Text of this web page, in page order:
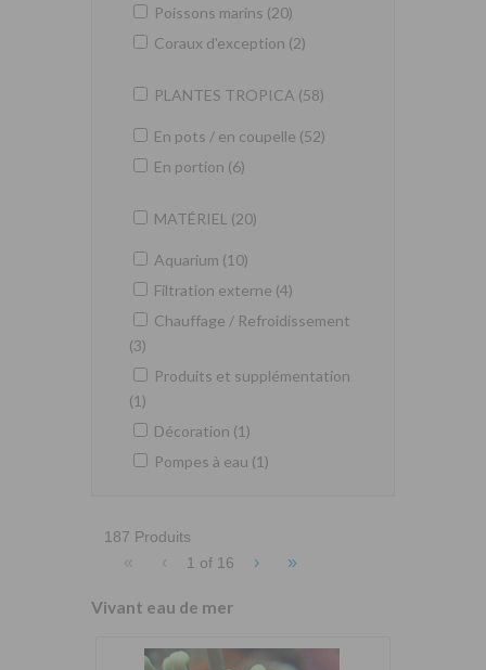
Poissons marins (20)
Coraux d'exception (2)
PLANTES TROPICA (58)
En pots / en coupelle (52)
En portion (6)
MATÉRIEL (20)
Aquarium (10)
Filtration externe (4)
Chauffage / Refroidissement
(3)
Produits et supplémentation
(1)
Décoration (1)
Pompes à eau (1)
187 Produits
« ‹ 1 of 16 › »
Vivant eau de mer